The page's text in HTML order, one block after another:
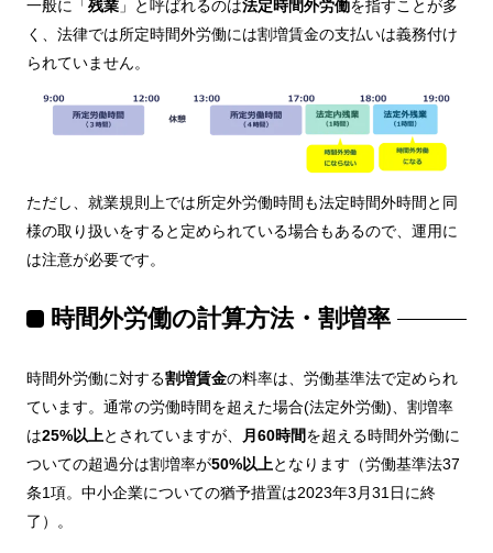
一般に「 残業 」と呼ばれるのは法定時間外労働を指すことが多
く、法律では所定時間外労働には割増賃金の支払いは義務付け
られていません。
ただし、就業規則上では所定外労働時間も法定時間外時間と同
様の取り扱いをすると定められている場合もあるので、運用に
は注意が必要です。
時間外労働の計算方法・割増率
時間外労働に対する割増賃金の料率は、労働基準法で定められ
ています。通常の労働時間を超えた場合(法定外労働)、割増率
は25%以上とされていますが、 月60時間を超える時間外労働に
ついての超過分は割増率が50%以上となります（労働基準法37
条1項。中小企業についての猶予措置は2023年3月31日に終
了）。